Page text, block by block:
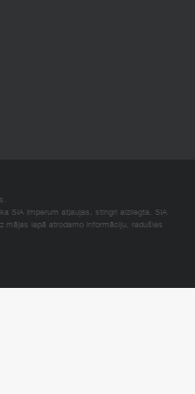
SIA Imperum atļaujas, stingri aizliegta. SIA
mājas lapā atrodamo informāciju, radušies